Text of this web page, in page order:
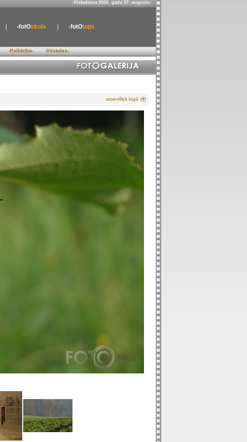
-Piektdiena 2026. gada 07. augusts-
-fotOskola -fotOtops
-Palīdzība- -Vēstules-
atsevišķā logā